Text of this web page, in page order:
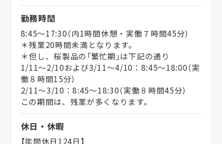
勤務時間
8:45～17:30（内1時間休憩・実働７時間45分）
＊残業20時間未満となります。
＊但し、桜製品の「繁忙期」は下記の通り
1/11～2/10および3/11～4/10：8:45～18:00（実
働８時間15分）
2/11～3/10：8:45～18:30（実働８時間45分）
この期間は、残業が多くなります。
休日・休暇
【年間休日124日】